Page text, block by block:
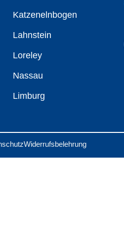
Katzenelnbogen
Lahnstein
Loreley
Nassau
Limburg
Widerrufsbelehrung